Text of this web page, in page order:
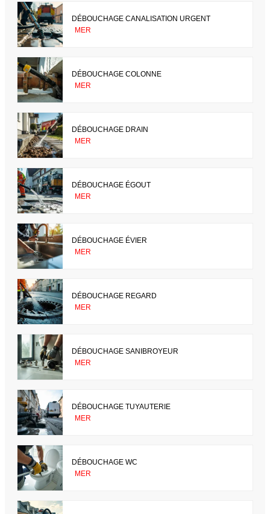
DÉBOUCHAGE CANALISATION URGENT
MER
DÉBOUCHAGE COLONNE
MER
DÉBOUCHAGE DRAIN
MER
DÉBOUCHAGE ÉGOUT
MER
DÉBOUCHAGE ÉVIER
MER
DÉBOUCHAGE REGARD
MER
DÉBOUCHAGE SANIBROYEUR
MER
DÉBOUCHAGE TUYAUTERIE
MER
DÉBOUCHAGE WC
MER